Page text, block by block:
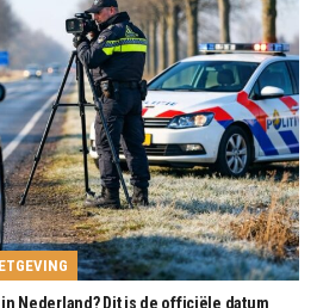
Nederland? Dit is de officiële datum